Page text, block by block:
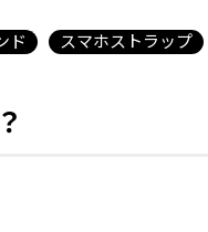
ド スマホストラップ